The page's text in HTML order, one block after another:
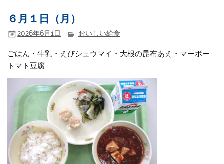
６月１日（月）
2026年6月1日 おいしい給食
ごはん・牛乳・えびシュウマイ・大根の昆布あえ・マーボー
トマト豆腐